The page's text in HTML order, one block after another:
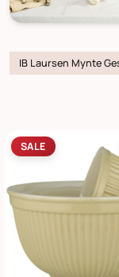
IB Laursen Mynte
SALE